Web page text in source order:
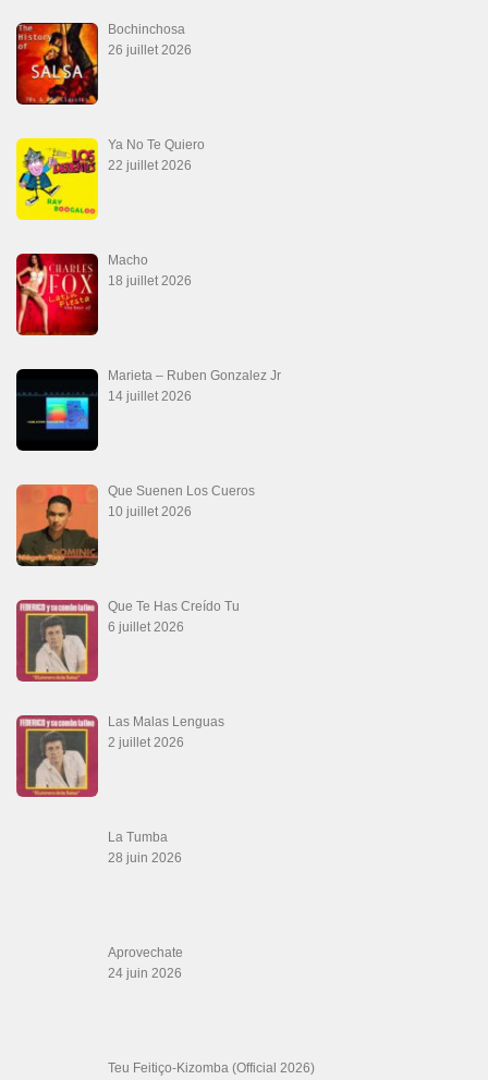
Bochinchosa
26 juillet 2026
Ya No Te Quiero
22 juillet 2026
Macho
18 juillet 2026
Marieta – Ruben Gonzalez Jr
14 juillet 2026
Que Suenen Los Cueros
10 juillet 2026
Que Te Has Creído Tu
6 juillet 2026
Las Malas Lenguas
2 juillet 2026
La Tumba
28 juin 2026
Aprovechate
24 juin 2026
Teu Feitiço-Kizomba (Official 2026)